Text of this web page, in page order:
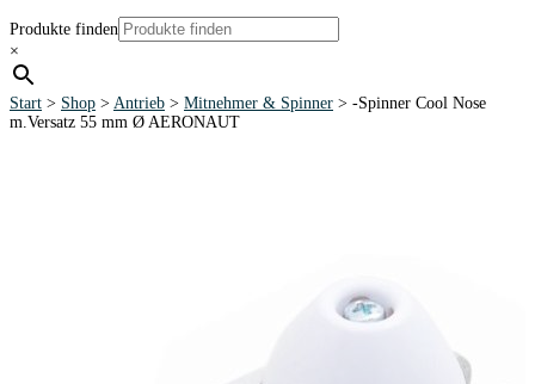
Produkte finden
×
Start > Shop > Antrieb > Mitnehmer & Spinner > -Spinner Cool Nose
m.Versatz 55 mm Ø AERONAUT